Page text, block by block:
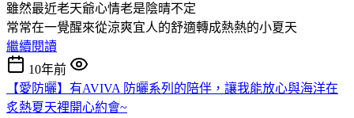
雖然最近老天爺心情老是陰晴不定
常常在一覺醒來從涼爽宜人的舒適轉成熱熱的小夏天
繼續閱讀
10年前
【愛防曬】有AVIVA 防曬系列的陪伴，讓我能放心與海洋在
炙熱夏天裡開心約會~